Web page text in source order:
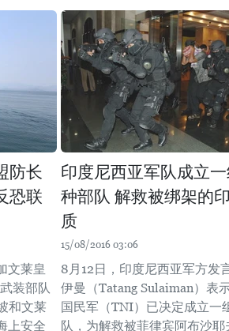
防长
恐联
文莱皇
装部队
和文莱
上安全
印度尼西亚军队成立
种部队 解救被绑架的
质
15/08/2016 03:06
8月12日，印度尼西亚军方发
伊曼（Tatang Sulaiman）表
国民军（TNI）已决定成立一
队，为解救被菲律宾阿布沙耶